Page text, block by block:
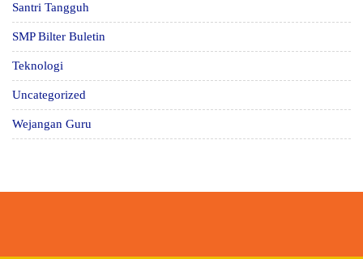
Santri Tangguh
SMP Bilter Buletin
Teknologi
Uncategorized
Wejangan Guru